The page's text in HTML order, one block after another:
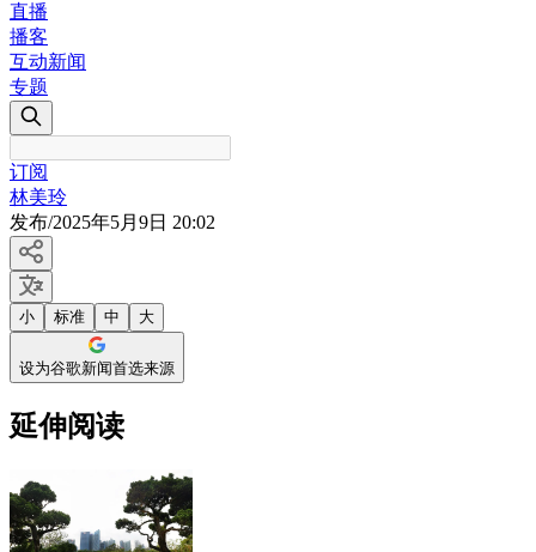
直播
播客
互动新闻
专题
订阅
林美玲
发布/2025年5月9日 20:02
小 标准 中 大
设为谷歌新闻首选来源
延伸阅读